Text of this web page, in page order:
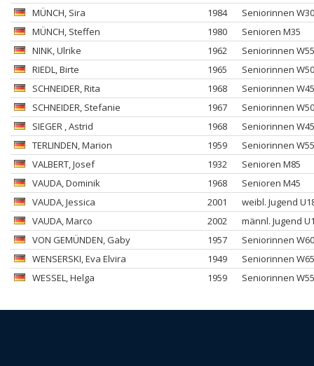
MÜNCH, Sira 1984
Seniorinnen W30
MÜNCH, Steffen 1980
Senioren M35
NINK, Ulrike 1962
Seniorinnen W55
RIEDL, Birte 1965
Seniorinnen W50
SCHNEIDER, Rita 1968
Seniorinnen W45
SCHNEIDER, Stefanie 1967
Seniorinnen W50
SIEGER , Astrid 1968
Seniorinnen W45
TERLINDEN, Marion 1959
Seniorinnen W55
VALBERT, Josef 1932
Senioren M85
VAUDA, Dominik 1968
Senioren M45
VAUDA, Jessica 2001
weibl. Jugend
VAUDA, Marco 2002
männl. Jugend
VON GEMÜNDEN, Gaby 1957
Seniorinnen W60
WENSERSKI, Eva Elvira 1949
Seniorinnen W65
WESSEL, Helga 1959 Seniorinnen W55